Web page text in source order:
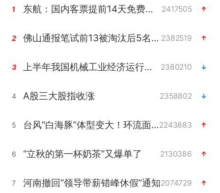
1 东航：国内客票提前14天免费退改 2417505
2 佛山通报笔试前13被淘汰后5名进体检 2382519
3 上半年我国机械工业经济运行稳中有进 2380210
4 A股三大股指收涨 2358802
5 台风“白海豚”体型变大！环流面积接近13个浙江那么大2243883
6 “立秋的第一杯奶茶”又爆单了 2130386
7 河南撤回“领导带薪错峰休假”通知2074729